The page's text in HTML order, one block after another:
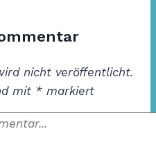
nicht veröffentlicht.
mit * markiert